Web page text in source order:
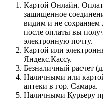
Картой Онлайн.
защищенное
видим и не
после оплаты вы
электронную почту.
Картой или
Яндекс.Кассу.
Безналичный расчет
Наличными или
аптеки в гор. Самара.
Наличными Курьеру